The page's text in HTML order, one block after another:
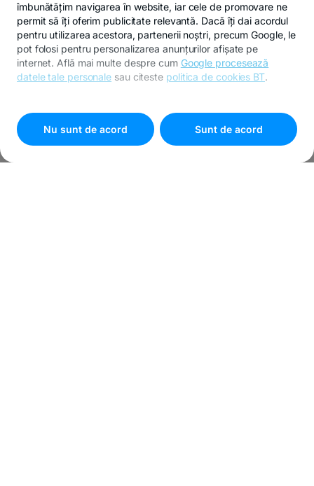
îmbunătățim navigarea în website, iar cele de promovare ne
permit să îți oferim publicitate relevantă. Dacă îți dai acordul
pentru utilizarea acestora, partenerii noștri, precum Google, le
pot folosi pentru personalizarea anunțurilor afișate pe
internet. Află mai multe despre cum Google procesează
datele tale personale sau citeste politica de cookies BT.
cookies"
Nu sunt de acord
Sunt de acord